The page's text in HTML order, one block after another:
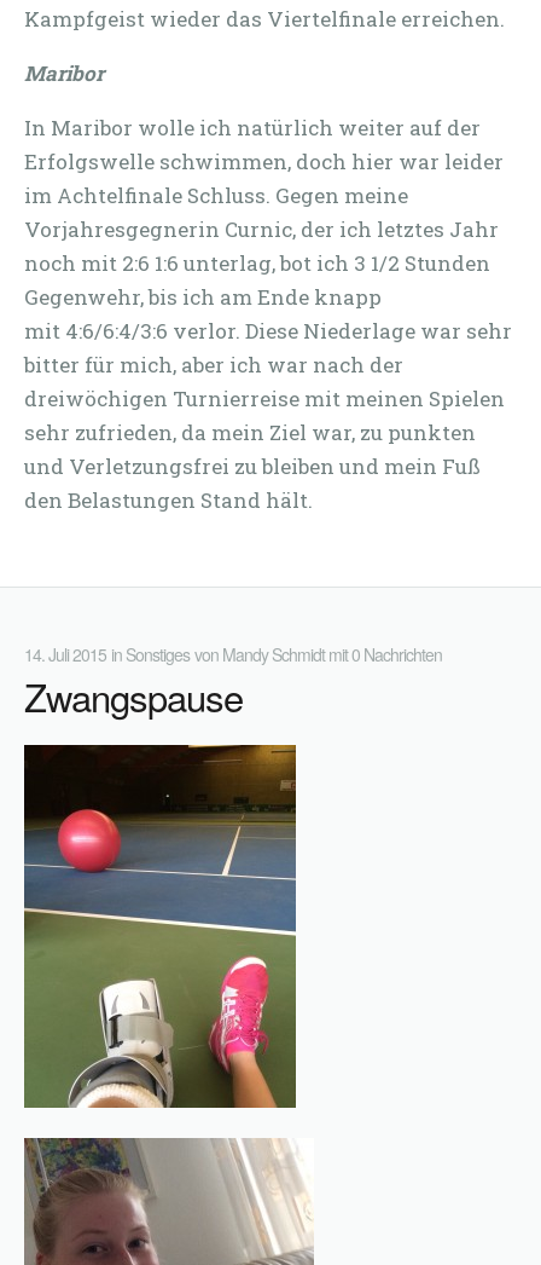
Kampfgeist wieder das Viertelfinale erreichen.
Maribor
In Maribor wolle ich natürlich weiter auf der
Erfolgswelle schwimmen, doch hier war leider
im Achtelfinale Schluss. Gegen meine
Vorjahresgegnerin Curnic, der ich letztes Jahr
noch mit 2:6 1:6 unterlag, bot ich 3 1/2 Stunden
Gegenwehr, bis ich am Ende knapp
mit 4:6/6:4/3:6 verlor. Diese Niederlage war sehr
bitter für mich, aber ich war nach der
dreiwöchigen Turnierreise mit meinen Spielen
sehr zufrieden, da mein Ziel war, zu punkten
und Verletzungsfrei zu bleiben und mein Fuß
den Belastungen Stand hält.
14. Juli 2015 in Sonstiges von Mandy Schmidt mit0 Nachrichten
Zwangspause